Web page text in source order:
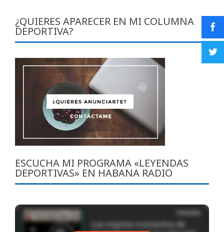
¿QUIERES APARECER EN MI COLUMNA
DEPORTIVA?
ESCUCHA MI PROGRAMA «LEYENDAS
DEPORTIVAS» EN HABANA RADIO